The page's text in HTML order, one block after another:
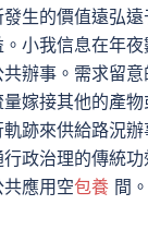
生的價值遠弘
小我信息在年
辦事。需求留
嫁接其他的產
跡來供給路況
政治理的傳統
應用空包養 間。